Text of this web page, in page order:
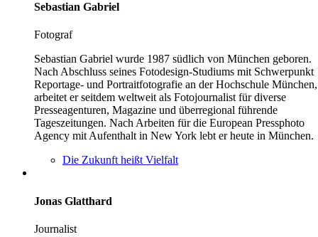
Sebastian Gabriel
Fotograf
Sebastian Gabriel wurde 1987 südlich von München geboren.
Nach Abschluss seines Fotodesign-Studiums mit Schwerpunkt
Reportage- und Portraitfotografie an der Hochschule München,
arbeitet er seitdem weltweit als Fotojournalist für diverse
Presseagenturen, Magazine und überregional führende
Tageszeitungen. Nach Arbeiten für die European Pressphoto
Agency mit Aufenthalt in New York lebt er heute in München.
Die Zukunft heißt Vielfalt
Jonas Glatthard
Journalist